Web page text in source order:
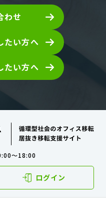
わせ
たい方へ
たい方へ
～18:00
ログイン